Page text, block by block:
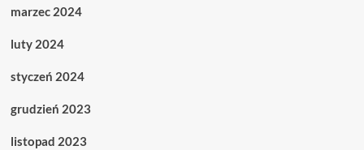
marzec 2024
luty 2024
styczeń 2024
grudzień 2023
listopad 2023